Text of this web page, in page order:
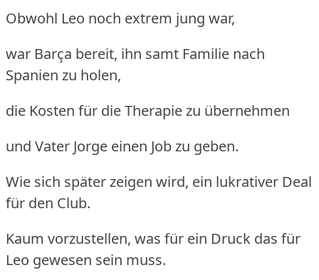
Obwohl Leo noch extrem jung war,
war Barça bereit, ihn samt Familie nach
Spanien zu holen,
die Kosten für die Therapie zu übernehmen
und Vater Jorge einen Job zu geben.
Wie sich später zeigen wird, ein lukrativer Deal
für den Club.
Kaum vorzustellen, was für ein Druck das für
Leo gewesen sein muss.